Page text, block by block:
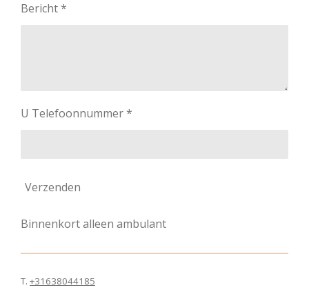
Bericht *
U Telefoonnummer *
Verzenden
Binnenkort alleen ambulant
T. +31638044185